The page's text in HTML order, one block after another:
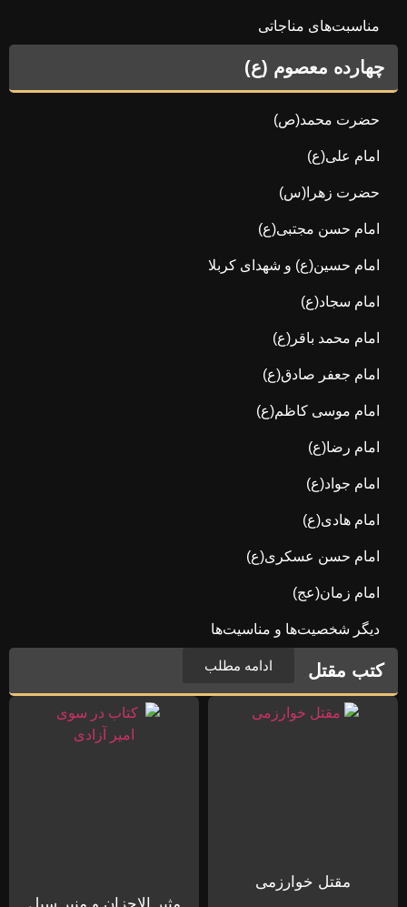
مناسبت‌های مناجاتی
چهارده معصوم (ع)
حضرت محمد(ص)
امام علی(ع)
حضرت زهرا(س)
امام حسن مجتبی(ع)
امام حسین(ع) و شهدای کربلا
امام سجاد(ع)
امام محمد باقر(ع)
امام جعفر صادق(ع)
امام موسی کاظم(ع)
امام رضا(ع)
امام جواد(ع)
امام هادی(ع)
امام حسن عسکری(ع)
امام زمان(عج)
دیگر شخصیت‌ها و مناسیت‌ها
کتب مقتل ادامه مطلب
مقتل خوارزمی